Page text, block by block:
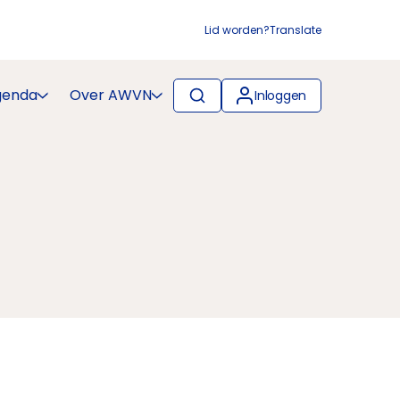
Lid worden?Translate
Over AWVN Inloggen